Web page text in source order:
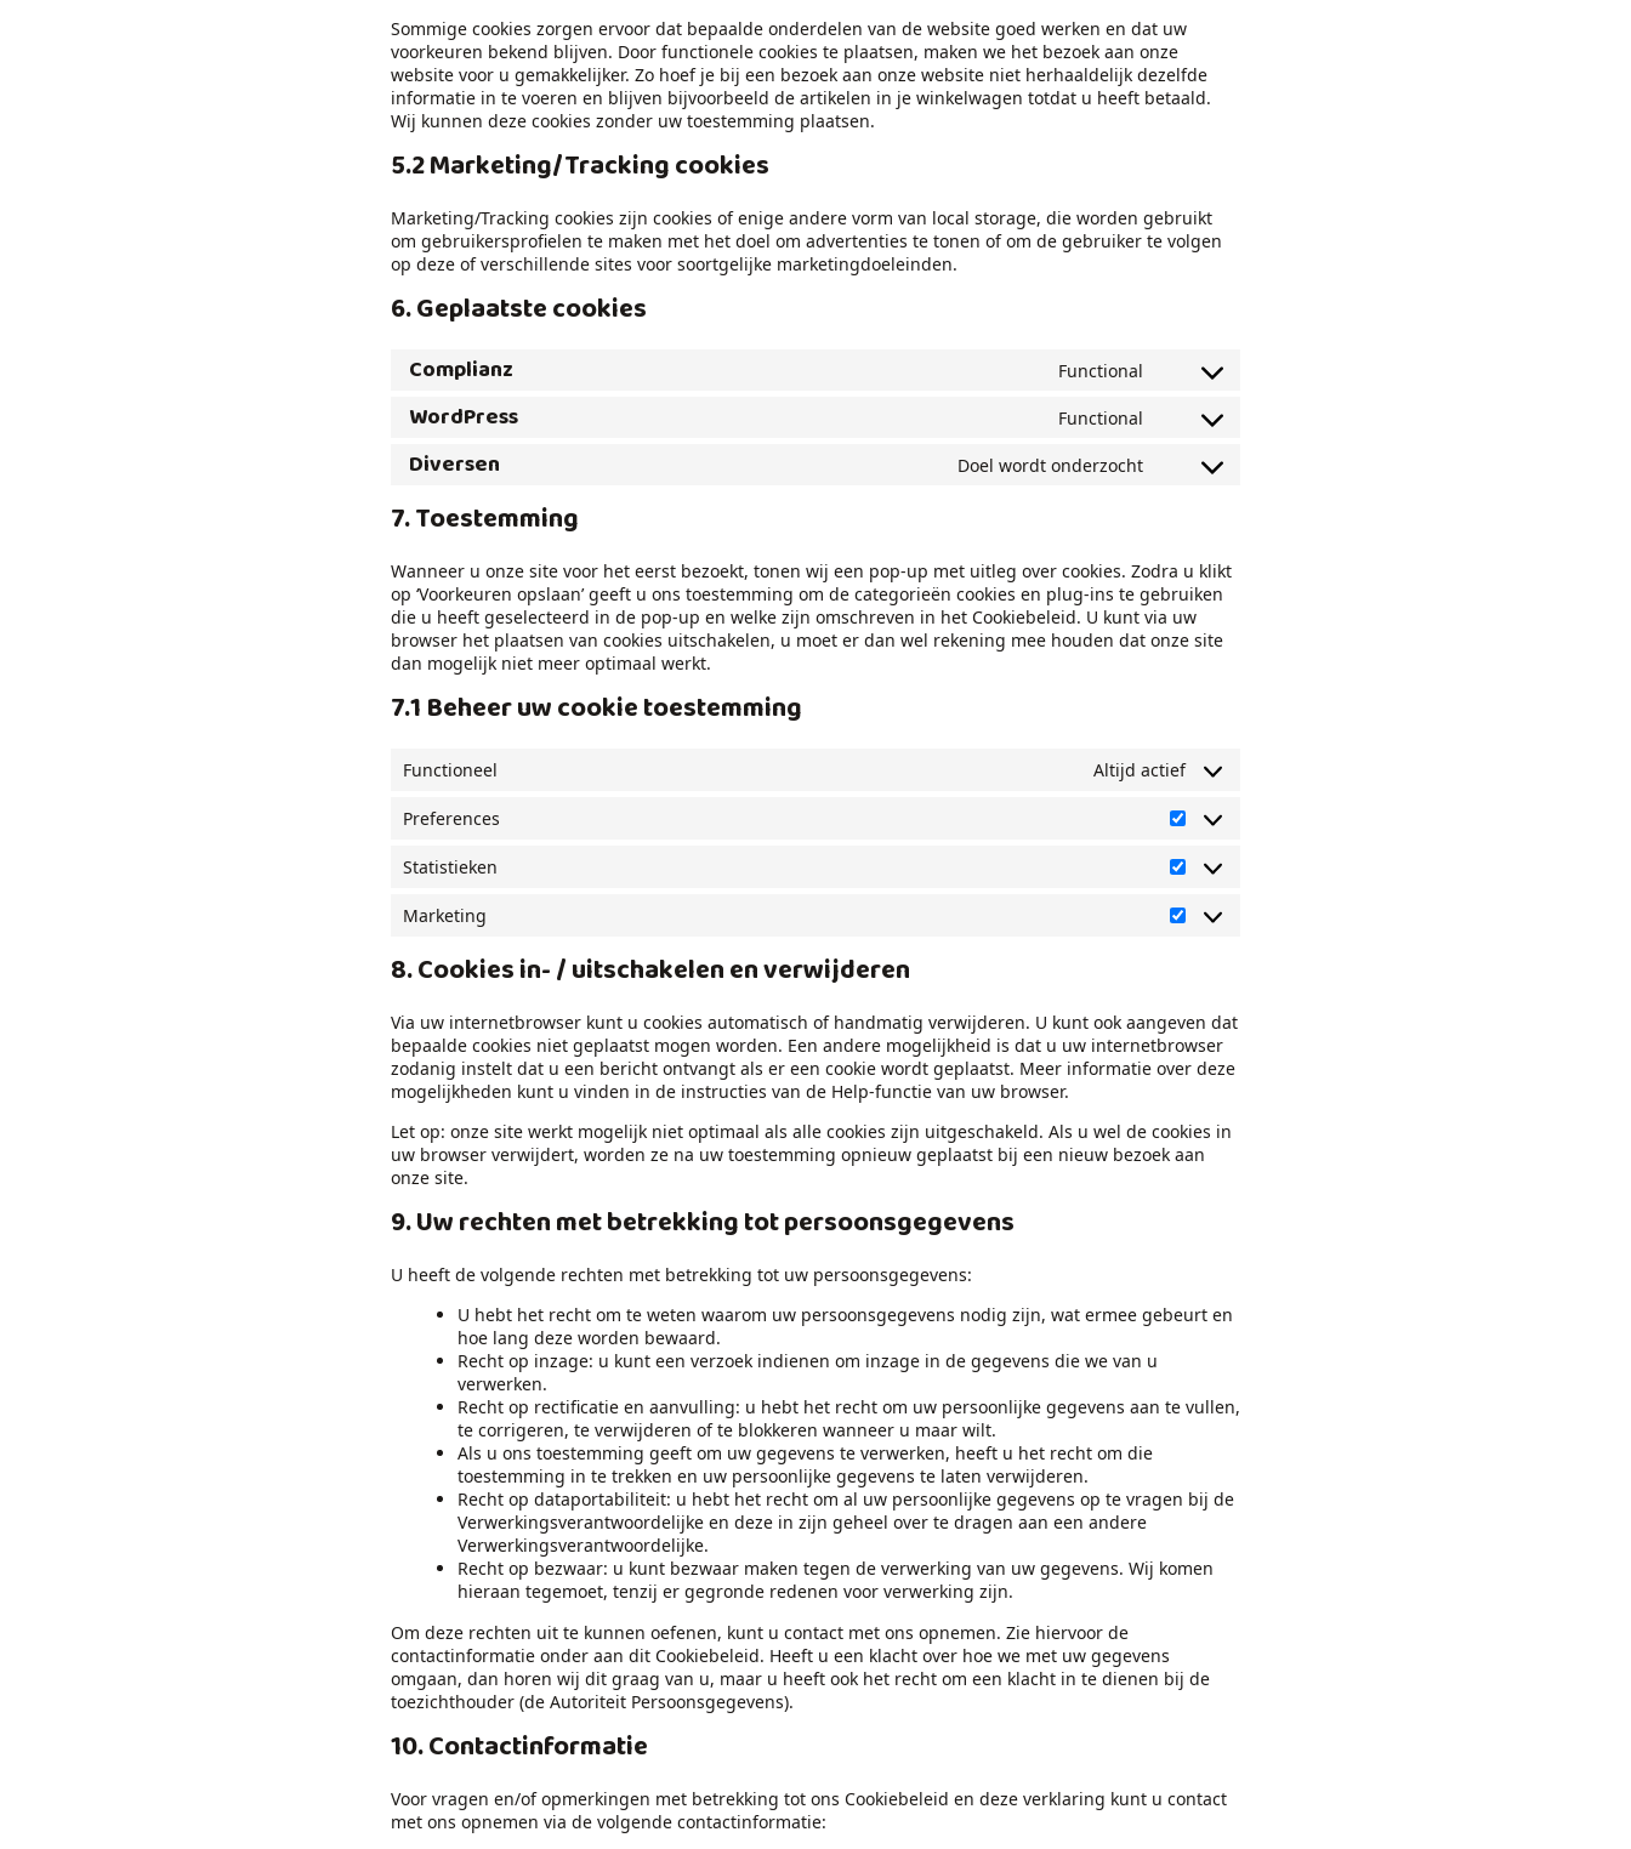
Sommige cookies zorgen ervoor dat bepaalde onderdelen van de website goed werken en dat uw
voorkeuren bekend blijven. Door functionele cookies te plaatsen, maken we het bezoek aan onze
website voor u gemakkelijker. Zo hoef je bij een bezoek aan onze website niet herhaaldelijk dezelfde
informatie in te voeren en blijven bijvoorbeeld de artikelen in je winkelwagen totdat u heeft betaald.
Wij kunnen deze cookies zonder uw toestemming plaatsen.
5.2 Marketing/Tracking cookies
Marketing/Tracking cookies zijn cookies of enige andere vorm van local storage, die worden gebruikt
om gebruikersprofielen te maken met het doel om advertenties te tonen of om de gebruiker te volgen
op deze of verschillende sites voor soortgelijke marketingdoeleinden.
6. Geplaatste cookies
Complianz Functional
Consent
service
WordPress Functional
Consent
service
Diversen Doel wordt onderzocht
Consent
7. Toestemming
Wanneer u onze site voor het eerst bezoekt, tonen wij een pop-up met uitleg over cookies. Zodra u klikt
op ‘Voorkeuren opslaan’ geeft u ons toestemming om de categorieën cookies en plug-ins te gebruiken
die u heeft geselecteerd in de pop-up en welke zijn omschreven in het Cookiebeleid. U kunt via uw
browser het plaatsen van cookies uitschakelen, u moet er dan wel rekening mee houden dat onze site
dan mogelijk niet meer optimaal werkt.
7.1 Beheer uw cookie toestemming
Functioneel Altijd actief
Preferences
Preferences
Statistieken
Statistieken
Marketing
Marketing
8. Cookies in- / uitschakelen en verwijderen
Via uw internetbrowser kunt u cookies automatisch of handmatig verwijderen. U kunt ook aangeven dat
bepaalde cookies niet geplaatst mogen worden. Een andere mogelijkheid is dat u uw internetbrowser
zodanig instelt dat u een bericht ontvangt als er een cookie wordt geplaatst. Meer informatie over deze
mogelijkheden kunt u vinden in de instructies van de Help-functie van uw browser.
Let op: onze site werkt mogelijk niet optimaal als alle cookies zijn uitgeschakeld. Als u wel de cookies in
uw browser verwijdert, worden ze na uw toestemming opnieuw geplaatst bij een nieuw bezoek aan
onze site.
9. Uw rechten met betrekking tot persoonsgegevens
U heeft de volgende rechten met betrekking tot uw persoonsgegevens:
U hebt het recht om te weten waarom uw persoonsgegevens nodig zijn, wat ermee gebeurt en
hoe lang deze worden bewaard.
Recht op inzage: u kunt een verzoek indienen om inzage in de gegevens die we van u
verwerken.
Recht op rectificatie en aanvulling: u hebt het recht om uw persoonlijke gegevens aan te vullen,
te corrigeren, te verwijderen of te blokkeren wanneer u maar wilt.
Als u ons toestemming geeft om uw gegevens te verwerken, heeft u het recht om die
toestemming in te trekken en uw persoonlijke gegevens te laten verwijderen.
Recht op dataportabiliteit: u hebt het recht om al uw persoonlijke gegevens op te vragen bij de
Verwerkingsverantwoordelijke en deze in zijn geheel over te dragen aan een andere
Verwerkingsverantwoordelijke.
Recht op bezwaar: u kunt bezwaar maken tegen de verwerking van uw gegevens. Wij komen
hieraan tegemoet, tenzij er gegronde redenen voor verwerking zijn.
Om deze rechten uit te kunnen oefenen, kunt u contact met ons opnemen. Zie hiervoor de
contactinformatie onder aan dit Cookiebeleid. Heeft u een klacht over hoe we met uw gegevens
omgaan, dan horen wij dit graag van u, maar u heeft ook het recht om een klacht in te dienen bij de
toezichthouder (de Autoriteit Persoonsgegevens).
10. Contactinformatie
Voor vragen en/of opmerkingen met betrekking tot ons Cookiebeleid en deze verklaring kunt u contact
met ons opnemen via de volgende contactinformatie: